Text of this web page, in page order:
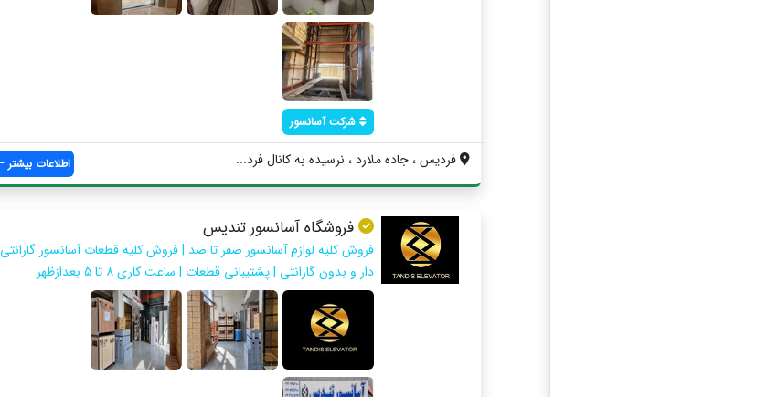
شرکت آسانسور
فردیس ، جاده ملارد ، نرسیده به کانال فرد... اطلاعات بیشتر
فروشگاه آسانسور تندیس
فروش کلیه لوازم آسانسور صفر تا صد | فروش کلیه قطعات آسانسور گارانتی
دار و بدون گارانتی | پشتیبانی قطعات | ساعت کاری ۸ تا ۵ بعدازظهر